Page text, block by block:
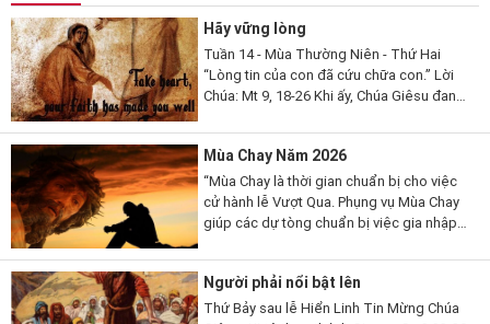
Hãy vững lòng
Tuần 14 - Mùa Thường Niên - Thứ Hai
“Lòng tin của con đã cứu chữa con.” Lời
Chúa: Mt 9, 18-26 Khi ấy, Chúa Giêsu đang
mà thưa...
Mùa Chay Năm 2026
“Mùa Chay là thời gian chuẩn bị cho việc
cử hành lễ Vượt Qua. Phụng vụ Mùa Chay
giúp các dự tòng chuẩn bị việc gia nhập
Chay cũng là thời gian...
Người phải nổi bật lên
Thứ Bảy sau lễ Hiển Linh Tin Mừng Chúa